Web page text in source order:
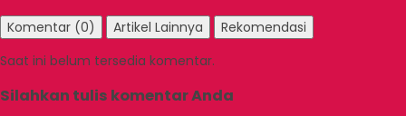
Komentar (0) Artikel Lainnya
Rekomendasi
Saat ini belum tersedia komentar.
Silahkan tulis komentar Anda